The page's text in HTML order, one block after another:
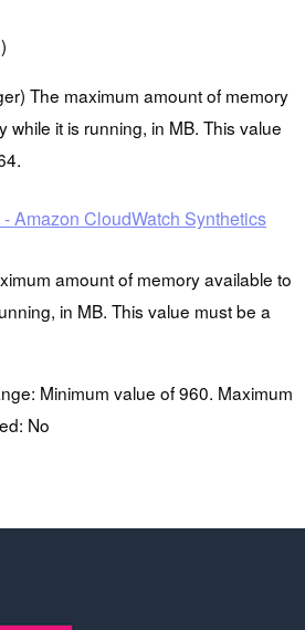
The maximum amount of memory
while it is running, in MB. This value
Amazon CloudWatch Synthetics
amount of memory available to
in MB. This value must be a
Minimum value of 960. Maximum
No